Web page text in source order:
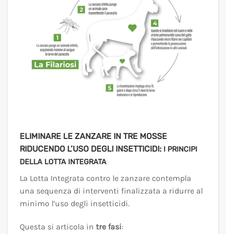
ELIMINARE LE ZANZARE IN TRE MOSSE
RIDUCENDO L’USO DEGLI INSETTICIDI: I PRINCIPI
DELLA LOTTA INTEGRATA
La Lotta Integrata contro le zanzare contempla
una sequenza di interventi finalizzata a ridurre al
minimo l’uso degli insetticidi.
Questa si articola in tre fasi: